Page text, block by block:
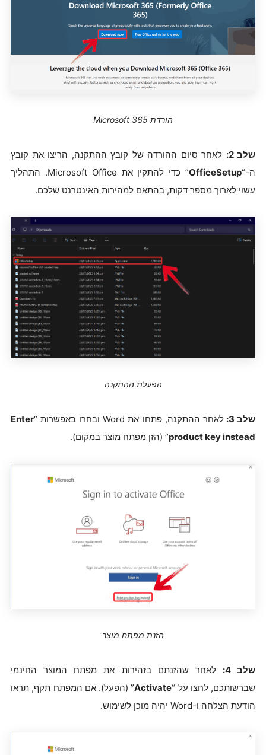
הורדת Microsoft 365
שלב 2:
לאחר סיום ההורדה של קובץ ההתקנה, הריצו את קובץ
ה-“OfficeSetup
” כדי להתקין את Microsoft Office. התהליך
עשוי לארוך מספר דקות, בהתאם למהירות האינטרנט שלכם.
הפעלת ההתקנה
שלב 3: לאחר ההתקנה, פתחו את Word ובחרו באפשרות “
Enter
product key instead” (הזן מפתח מוצר במקום).
הזנת מפתח מוצר
שלב 4:
לאחר שהזנתם בזהירות את מפתח המוצר החינמי
שברשותכם, לחצו על “Activate” (הפעל). אם המפתח תקף, תראו
הודעת הצלחה ו-Word יהיה מוכן לשימוש.